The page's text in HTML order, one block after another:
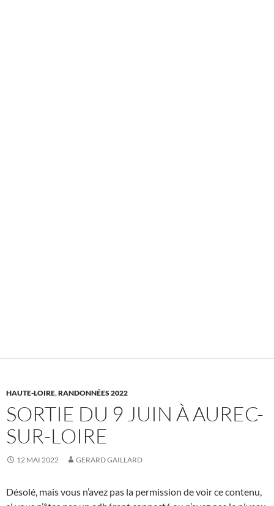
HAUTE-LOIRE,RANDONNÉES 2022
SORTIE DU 9 JUIN À AUREC-
SUR-LOIRE
12 MAI 2022 GERARD GAILLARD
Désolé, mais vous n’avez pas la permission de voir ce contenu,